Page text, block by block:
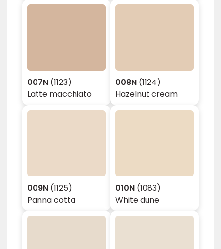
007N (1123)
Latte macchiato
008N (1124)
Hazelnut cream
009N (1125)
Panna cotta
010N (1083)
White dune